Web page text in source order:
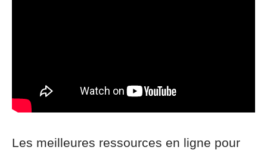
Les meilleures ressources en ligne pour